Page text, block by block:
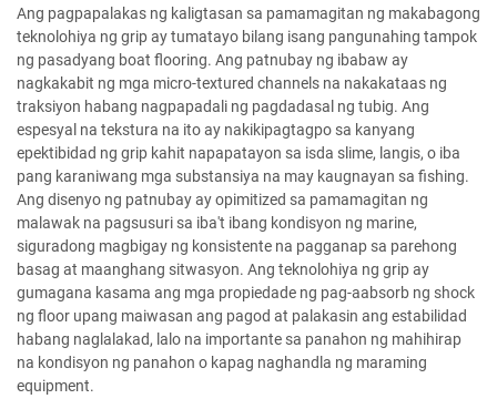
Ang pagpapalakas ng kaligtasan sa pamamagitan ng makabagong
teknolohiya ng grip ay tumatayo bilang isang pangunahing tampok
ng pasadyang boat flooring. Ang patnubay ng ibabaw ay
nagkakabit ng mga micro-textured channels na nakakataas ng
traksiyon habang nagpapadali ng pagdadasal ng tubig. Ang
espesyal na tekstura na ito ay nakikipagtagpo sa kanyang
epektibidad ng grip kahit napapatayon sa isda slime, langis, o iba
pang karaniwang mga substansiya na may kaugnayan sa fishing.
Ang disenyo ng patnubay ay opimitized sa pamamagitan ng
malawak na pagsusuri sa iba't ibang kondisyon ng marine,
siguradong magbigay ng konsistente na pagganap sa parehong
basag at maanghang sitwasyon. Ang teknolohiya ng grip ay
gumagana kasama ang mga propiedade ng pag-aabsorb ng shock
ng floor upang maiwasan ang pagod at palakasin ang estabilidad
habang naglalakad, lalo na importante sa panahon ng mahihirap
na kondisyon ng panahon o kapag naghandla ng maraming
equipment.